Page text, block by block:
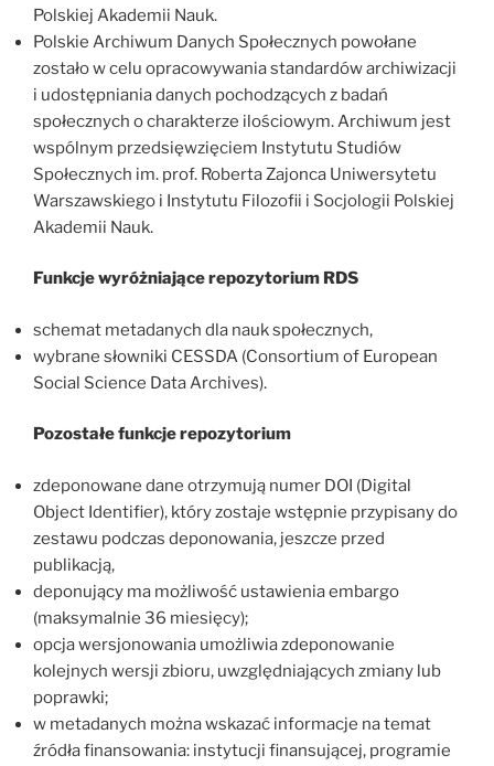
Polskiej Akademii Nauk.
Polskie Archiwum Danych Społecznych powołane
zostało w celu opracowywania standardów archiwizacji
i udostępniania danych pochodzących z badań
społecznych o charakterze ilościowym. Archiwum jest
wspólnym przedsięwzięciem Instytutu Studiów
Społecznych im. prof. Roberta Zajonca Uniwersytetu
Warszawskiego i Instytutu Filozofii i Socjologii Polskiej
Akademii Nauk.
Funkcje wyróżniające repozytorium RDS
schemat metadanych dla nauk społecznych,
wybrane słowniki CESSDA (Consortium of European
Social Science Data Archives).
Pozostałe funkcje repozytorium
zdeponowane dane otrzymują numer DOI (Digital
Object Identifier), który zostaje wstępnie przypisany do
zestawu podczas deponowania, jeszcze przed
publikacją,
deponujący ma możliwość ustawienia embargo
(maksymalnie 36 miesięcy);
opcja wersjonowania umożliwia zdeponowanie
kolejnych wersji zbioru, uwzględniających zmiany lub
poprawki;
w metadanych można wskazać informacje na temat
źródła finansowania: instytucji finansującej, programie